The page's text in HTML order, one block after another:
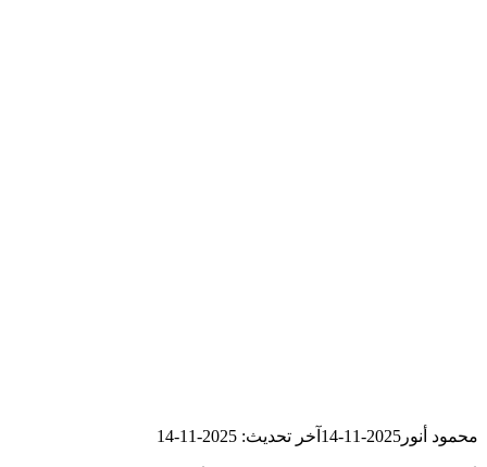
محمود أنور 2025-11-14 آخر تحديث: 2025-11-14